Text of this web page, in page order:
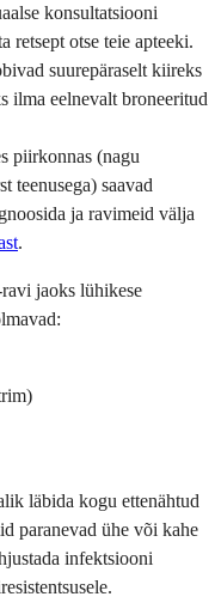
konsultatsiooni
retsept otse teie apteeki.
suurepäraselt kiireks
ilma eelnevalt broneeritud
piirkonnas (nagu
teenusega) saavad
ja ravimeid välja
.
jaoks lühikese
läbida kogu ettenähtud
paranevad ühe või kahe
infektsiooni